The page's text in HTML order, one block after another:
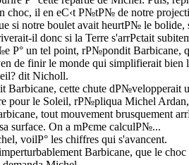
choc, il en eС‹t Р№tР№ de notre
si notre boulet avait heurtР№ le
il donc si la Terre s'arrРєtait
Р° un tel point, rР№pondit Barbicane,
de finir le monde qui simplifierait bien
dit Nicholl.
cette chute dР№velopperait
le Soleil, rР№pliqua Michel Ardan,
tout mouvement brusquement
surface. On a mРєme calculР№...
voilР° les chiffres qui s'avancent.
Barbicane, que le